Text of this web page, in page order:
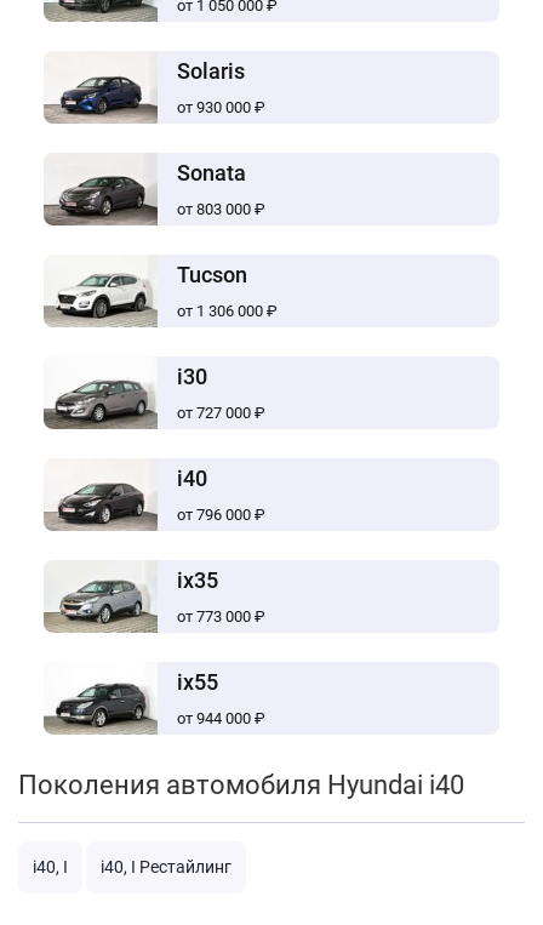
от 1 050 000 ₽
Solaris
от 930 000 ₽
Sonata
от 803 000 ₽
Tucson
от 1 306 000 ₽
i30
от 727 000 ₽
i40
от 796 000 ₽
ix35
от 773 000 ₽
ix55
от 944 000 ₽
Поколения автомобиля Hyundai i40
i40, I i40, I Рестайлинг